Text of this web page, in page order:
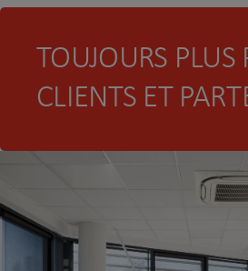
TOUJOURS PLUS
CLIENTS ET